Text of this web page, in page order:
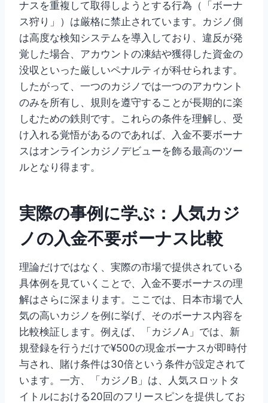
ナスを重複して取得しようとする行為（「ボーナ
ス狩り」）は厳格に禁止されています。カジノ側
は高度な検知システムを導入しており、違反が発
覚した場合、アカウントの凍結や獲得した資金の
没収といった厳しいペナルティが科せられます。
したがって、一つのカジノでは一つのアカウント
のみを所有し、規則を遵守することが長期的に楽
しむための鉄則です。これらの条件を理解し、受
け入れる覚悟があるのであれば、入金不要ボーナ
スはオンラインカジノデビューを飾る最高のツー
ルとなり得ます。
実際の事例に学ぶ：人気カジ
ノの入金不要ボーナス比較
理論だけではなく、実際の市場で提供されている
具体例を見ていくことで、入金不要ボーナスの理
解はさらに深まります。ここでは、日本市場で人
気の高いカジノを例に挙げ、そのボーナス内容を
比較検証します。例えば、「カジノA」では、新
規登録を行うだけで¥500の現金ボーナスが即時付
与され、賭け条件は30倍という条件が設定されて
います。一方、「カジノB」は、人気スロットタ
イトルにおける20回のフリースピンを提供してお